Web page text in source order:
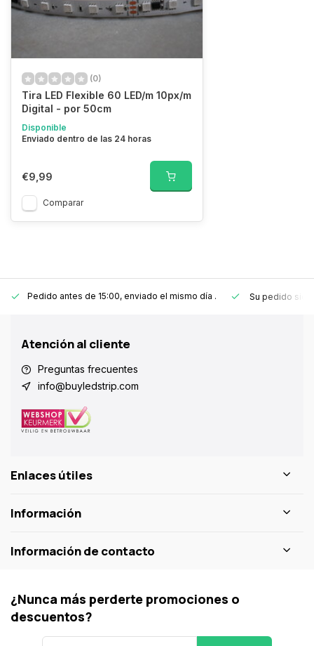
(0)
Tira LED Flexible 60 LED/m 10px/m
Digital - por 50cm
Disponible
Enviado dentro de las 24 horas
€9,99
Comparar
Pedido antes de 15:00, enviado el mismo día . Su pedido
Atención al cliente
Preguntas frecuentes
info@buyledstrip.com
Enlaces útiles
Información
Información de contacto
¿Nunca más perderte promociones o
descuentos?